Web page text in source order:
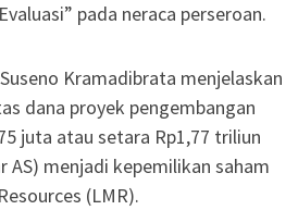
pada neraca perseroan.
Kramadibrata menjelaskan
dana proyek pengembangan
juta atau setara Rp1,77 triliun
AS) menjadi kepemilikan saham
(LMR).